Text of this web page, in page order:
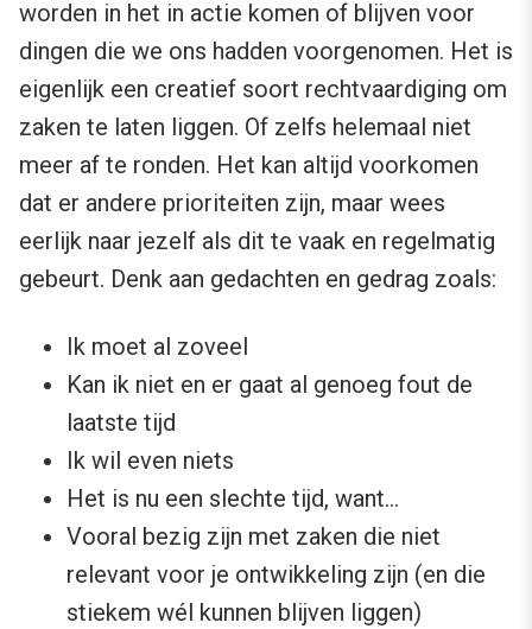
worden in het in actie komen of blijven voor
dingen die we ons hadden voorgenomen. Het is
eigenlijk een creatief soort rechtvaardiging om
zaken te laten liggen. Of zelfs helemaal niet
meer af te ronden. Het kan altijd voorkomen
dat er andere prioriteiten zijn, maar wees
eerlijk naar jezelf als dit te vaak en regelmatig
gebeurt. Denk aan gedachten en gedrag zoals:
Ik moet al zoveel
Kan ik niet en er gaat al genoeg fout de
laatste tijd
Ik wil even niets
Het is nu een slechte tijd, want…
Vooral bezig zijn met zaken die niet
relevant voor je ontwikkeling zijn (en die
stiekem wél kunnen blijven liggen)